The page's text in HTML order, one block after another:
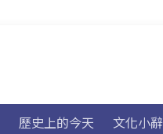
歷史上的今天 文化小